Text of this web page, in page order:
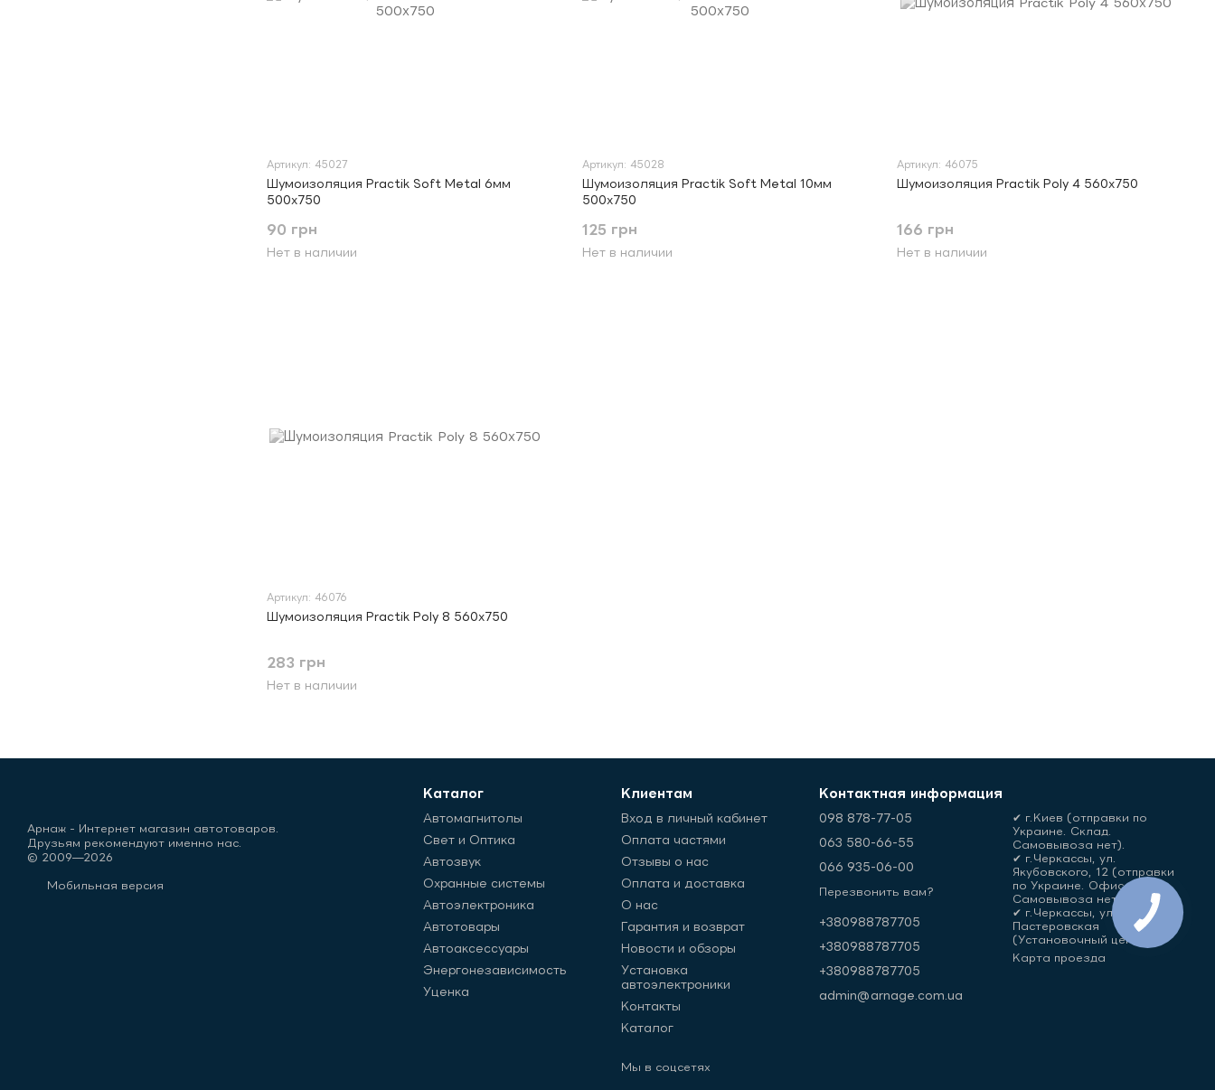
Артикул: 45027
Шумоизоляция Practik Soft Metal 6мм
500х750
90 грн
Нет в наличии
Артикул: 45028
Шумоизоляция Practik Soft Metal 10мм
500х750
125 грн
Нет в наличии
Артикул: 46075
Шумоизоляция Practik Poly 4 560х750
166 грн
Нет в наличии
Артикул: 46076
Шумоизоляция Practik Poly 8 560х750
283 грн
Нет в наличии
Арнаж - Интернет магазин автотоваров.
Друзьям рекомендуют именно нас.
© 2009—2026
Мобильная версия
Каталог
Автомагнитолы
Свет и Оптика
Автозвук
Охранные системы
Автоэлектроника
Автотовары
Автоаксессуары
Энергонезависимость
Уценка
Клиентам
Вход в личный кабинет
Оплата частями
Отзывы о нас
Оплата и доставка
О нас
Гарантия и возврат
Новости и обзоры
Установка
автоэлектроники
Контакты
Каталог
Мы в соцсетях
Контактная информация
098 878-77-05
063 580-66-55
066 935-06-00
Перезвонить вам?
+380988787705
+380988787705
+380988787705
admin@arnage.com.ua
✔ г.Киев (отправки по
Украине. Склад.
Самовывоза нет).
✔ г.Черкассы, ул.
Якубовского, 12 (отправки
по Украине. Офис.
Самовывоза нет)
✔ г.Черкассы, ул.
Пастеровская
(Установочный центр)
Карта проезда